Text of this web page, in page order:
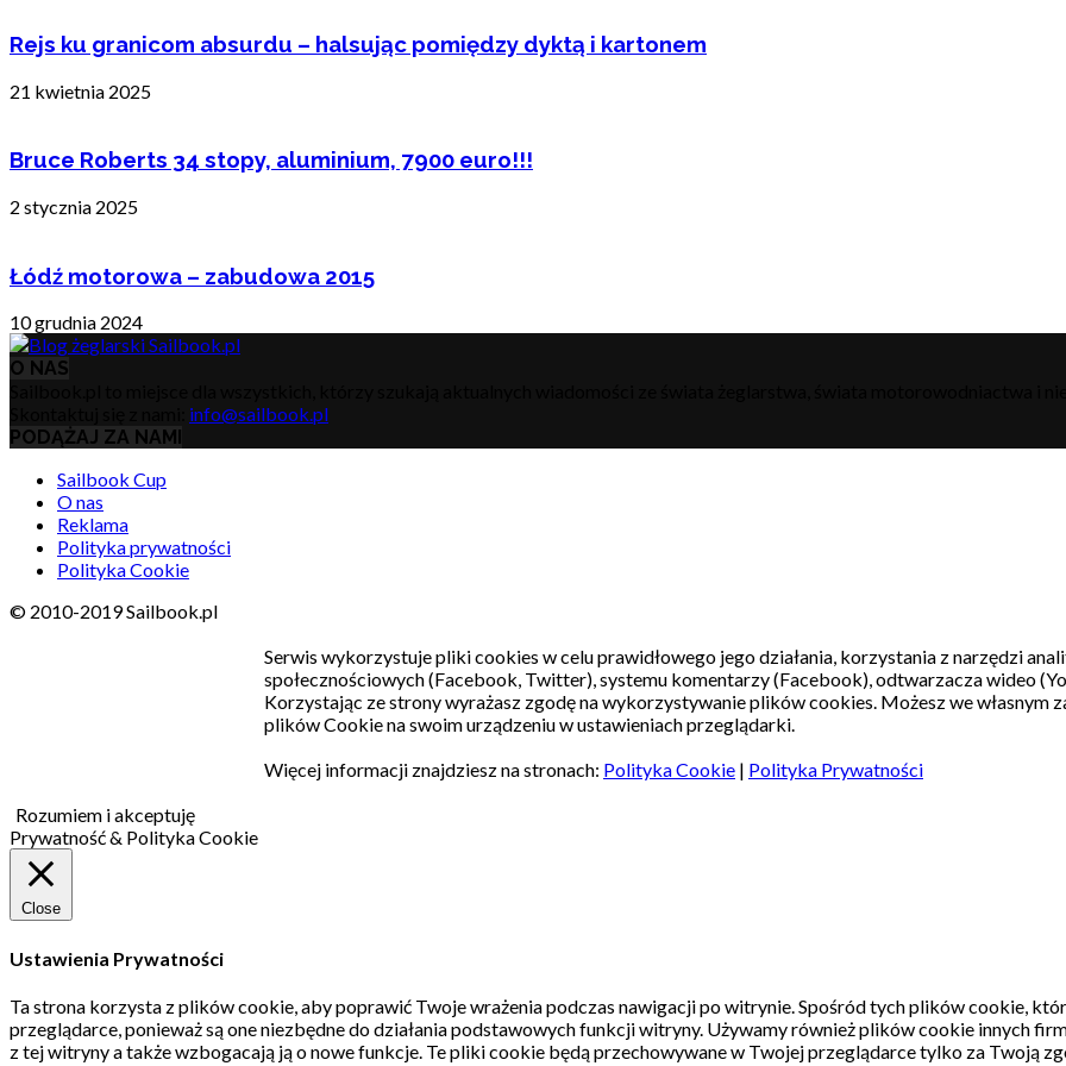
Rejs ku granicom absurdu – halsując pomiędzy dyktą i kartonem
21 kwietnia 2025
Bruce Roberts 34 stopy, aluminium, 7900 euro!!!
2 stycznia 2025
Łódź motorowa – zabudowa 2015
10 grudnia 2024
O NAS
info@sailbook.pl
PODĄŻAJ ZA NAMI
Sailbook Cup
O nas
Reklama
Polityka prywatności
Polityka Cookie
© 2010-2019 Sailbook.pl
Serwis wykorzystuje pliki cookies w celu prawidłowego jego działania, korzystania z narzędzi
społecznościowych (Facebook, Twitter), systemu komentarzy (Facebook), odtwarzacza wideo
Korzystając ze strony wyrażasz zgodę na wykorzystywanie plików cookies. Możesz we własnym
plików Cookie na swoim urządzeniu w ustawieniach przeglądarki.
Więcej informacji znajdziesz na stronach: Polityka Cookie | Polityka Prywatności
Rozumiem i akceptuję
Prywatność & Polityka Cookie
Close
Ustawienia Prywatności
Ta strona korzysta z plików cookie, aby poprawić Twoje wrażenia podczas nawigacji po witrynie.Spośród tych plików cookie,
przeglądarce, ponieważ są one niezbędne do działania podstawowych funkcji witryny. Używamy również plików cookie innych
z tej witryny a także wzbogacają ją o nowe funkcje. Te pliki cookie będą przechowywane w Twojej przeglądarce tylko za Twoją